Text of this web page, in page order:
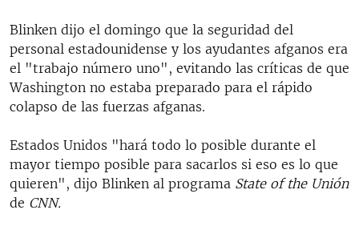
Blinken dijo el domingo que la seguridad del
personal estadounidense y los ayudantes afganos era
el "trabajo número uno", evitando las críticas de que
Washington no estaba preparado para el rápido
colapso de las fuerzas afganas.
Estados Unidos "hará todo lo posible durante el
mayor tiempo posible para sacarlos si eso es lo que
quieren", dijo Blinken al programa State of the Unión
de CNN.